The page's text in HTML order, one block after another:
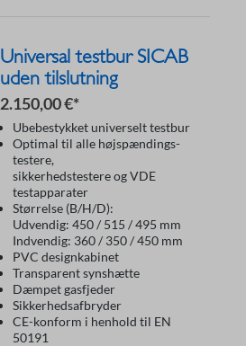
Universal testbur SICAB
uden tilslutning
2.150,00 €*
Ubebestykket universelt testbur
Optimal til alle højspændings-
testere,
sikkerhedstestere og VDE
testapparater
Størrelse (B/H/D):
Udvendig: 450 / 515 / 495 mm
Indvendig: 360 / 350 / 450 mm
PVC designkabinet
Transparent synshætte
Dæmpet gasfjeder
Sikkerhedsafbryder
CE-konform i henhold til EN
50191